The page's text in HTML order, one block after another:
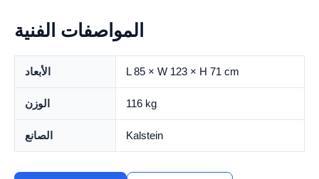
المواصفات الفنية
الأبعاد L 85 × W 123 × H 71 cm
الوزن 116 kg
الصانع Kalstein